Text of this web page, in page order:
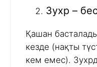
Зухр –
Қашан
кезде (нақты
кем емес).